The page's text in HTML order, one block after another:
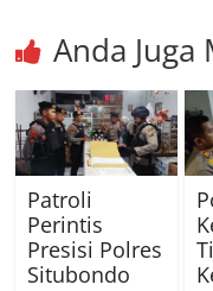
Anda Juga
Patroli
Perintis
Presisi Polres
Situbondo